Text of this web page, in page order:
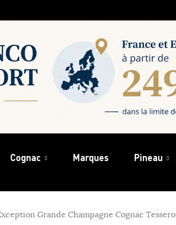
Cognac Marques Pineau
Grande Champagne Cognac